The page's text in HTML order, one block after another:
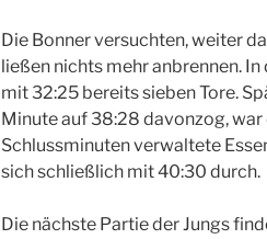
Die Bonner versuchten, weiter
ließen nichts mehr anbrennen.
mit 32:25 bereits sieben Tore.
Minute auf 38:28 davonzog,
Schlussminuten verwaltete
sich schließlich mit 40:30 durch.
Die nächste Partie der Jungs